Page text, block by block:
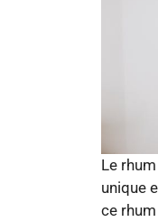
Le
unique
ce